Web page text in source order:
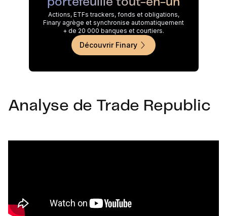
portefeuille tout-en-un
Actions, ETFs trackers, fonds et obligations,
Finary agrège et synchronise automatiquement
+ de 20 000 banques et courtiers.
Découvrir Finary
Analyse de Trade Republic